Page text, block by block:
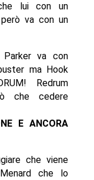
lui con un
va con un
Parker va con
ma Hook
Redrum
che cedere
E ANCORA
che viene
che lo